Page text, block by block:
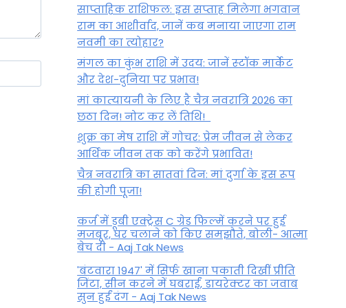
साप्ताहिक राशिफल: इस सप्ताह मिलेगा भगवान
राम का आशीर्वाद, जानें कब मनाया जाएगा राम
नवमी का त्योहार?
मंगल का कुंभ राशि में उदय: जानें स्‍टॉक मार्केट
और देश-दुनिया पर प्रभाव!
मां कात्‍यायनी के लिए है चैत्र नवरात्रि 2026 का
छठा दिन! नोट कर लें तिथि!
शुक्र का मेष राशि में गोचर: प्रेम जीवन से लेकर
आर्थिक जीवन तक को करेंगे प्रभावित!
चैत्र नवरात्रि का सातवां दिन: मां दुर्गा के इस रूप
की होगी पूजा!
कर्ज में डूबी एक्ट्रेस C ग्रेड फिल्में करने पर हुई
मजबूर, घर चलाने को किए समझौते, बोली- आत्मा
बेच दी - Aaj Tak News
'बंटवारा 1947' में सिर्फ खाना पकाती दिखीं प्रीति
जिंटा, सीन करने में घबराईं, डायरेक्टर का जवाब
सुन हुईं दंग - Aaj Tak News